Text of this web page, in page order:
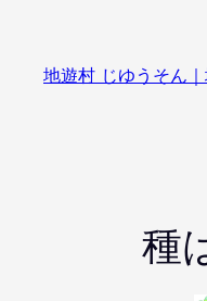
地遊村 じゆうそん
種